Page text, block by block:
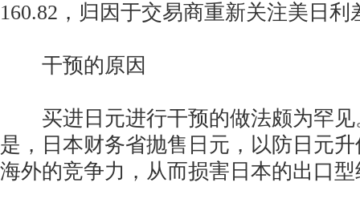
160.82，归因于交易商重新关注美日利
干预的原因
买进日元进行干预的做法颇为罕见
是，日本财务省抛售日元，以防日元
海外的竞争力，从而损害日本的出口